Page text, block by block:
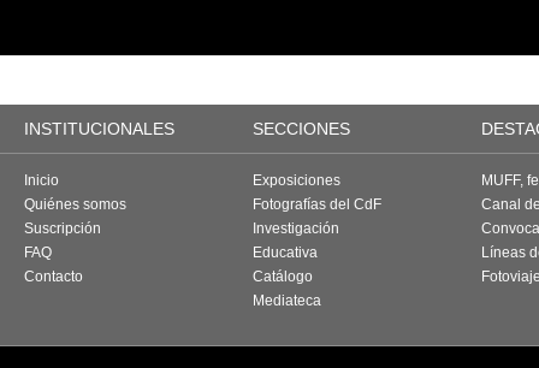
INSTITUCIONALES SECCIONES
Inicio
Quiénes somos
Suscripción
FAQ
Contacto
Exposiciones
Fotografías del CdF
Investigación
Educativa
Catálogo
Mediateca
MUFF,
Canal
Líneas